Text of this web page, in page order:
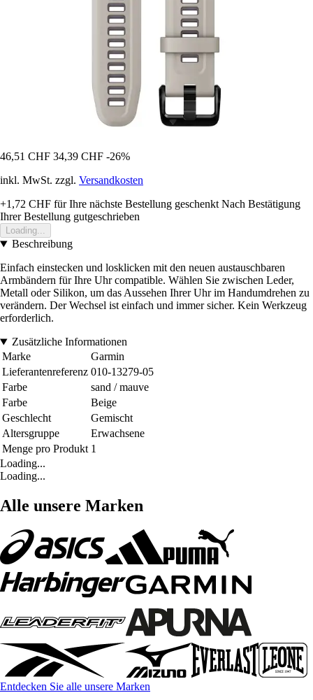
46,51 CHF 34,39 CHF -26%
inkl. MwSt. zzgl. Versandkosten
+1,72 CHF für Ihre nächste Bestellung geschenkt Nach Bestätigung
Ihrer Bestellung gutgeschrieben
Loading...
Beschreibung
Einfach einstecken und losklicken mit den neuen austauschbaren
Armbändern für Ihre Uhr compatible. Wählen Sie zwischen Leder,
Metall oder Silikon, um das Aussehen Ihrer Uhr im Handumdrehen zu
verändern. Der Wechsel ist einfach und immer sicher. Kein Werkzeug
erforderlich.
Zusätzliche Informationen
Marke
Garmin
Lieferantenreferenz 010-13279-05
Farbe
sand / mauve
Farbe
Beige
Geschlecht
Gemischt
Altersgruppe
Erwachsene
Menge pro Produkt 1
Loading...
Loading...
Alle unsere Marken
Entdecken Sie alle unsere Marken